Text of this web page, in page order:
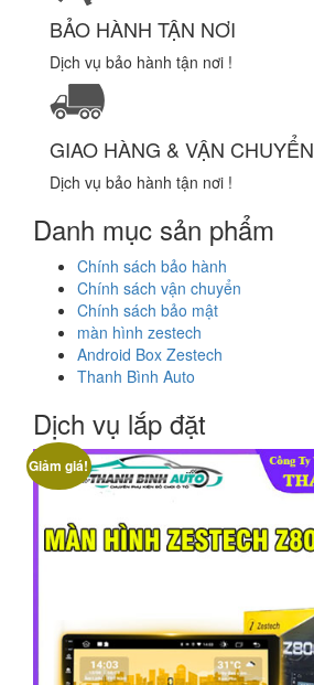
BẢO HÀNH TẬN NƠI
Dịch vụ bảo hành tận nơi !
GIAO HÀNG & VẬN CHUYỂN
Dịch vụ bảo hành tận nơi !
Danh mục sản phẩm
Chính sách bảo hành
Chính sách vận chuyển
Chính sách bảo mật
màn hình zestech
Android Box Zestech
Thanh Bình Auto
Dịch vụ lắp đặt
Giảm giá!